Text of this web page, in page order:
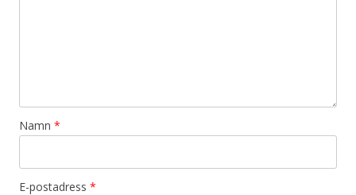
Namn *
E-postadress *